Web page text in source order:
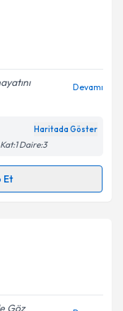
takvimi talebi
almanız için bir
bilgilendireceğiz.
ilişkin
Aydınlatma
belirtilen
Devamı
Haritada Göster
Daire:3
Et
talebi
almanız için bir
bilgilendireceğiz.
Göz